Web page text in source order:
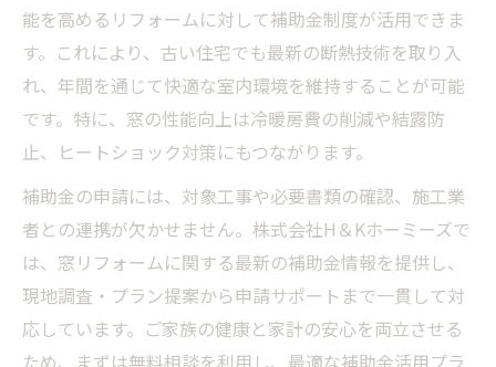
能を高めるリフォームに対して補助金制度が活用できま
す。これにより、古い住宅でも最新の断熱技術を取り入
れ、年間を通じて快適な室内環境を維持することが可能
です。特に、窓の性能向上は冷暖房費の削減や結露防
止、ヒートショック対策にもつながります。
補助金の申請には、対象工事や必要書類の確認、施工業
者との連携が欠かせません。株式会社H＆Kホーミーズで
は、窓リフォームに関する最新の補助金情報を提供し、
現地調査・プラン提案から申請サポートまで一貫して対
応しています。ご家族の健康と家計の安心を両立させる
ため、まずは無料相談を利用し、最適な補助金活用プラ